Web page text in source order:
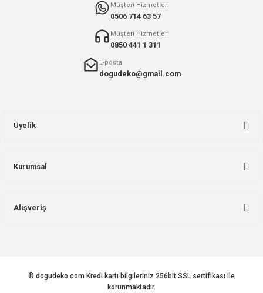
Müşteri Hizmetleri
0506 714 63 57
Müşteri Hizmetleri
0850 441 1 311
E-posta
dogudeko@gmail.com
Üyelik
Kurumsal
Alışveriş
© dogudeko.com Kredi kartı bilgileriniz 256bit SSL sertifikası ile
korunmaktadır.